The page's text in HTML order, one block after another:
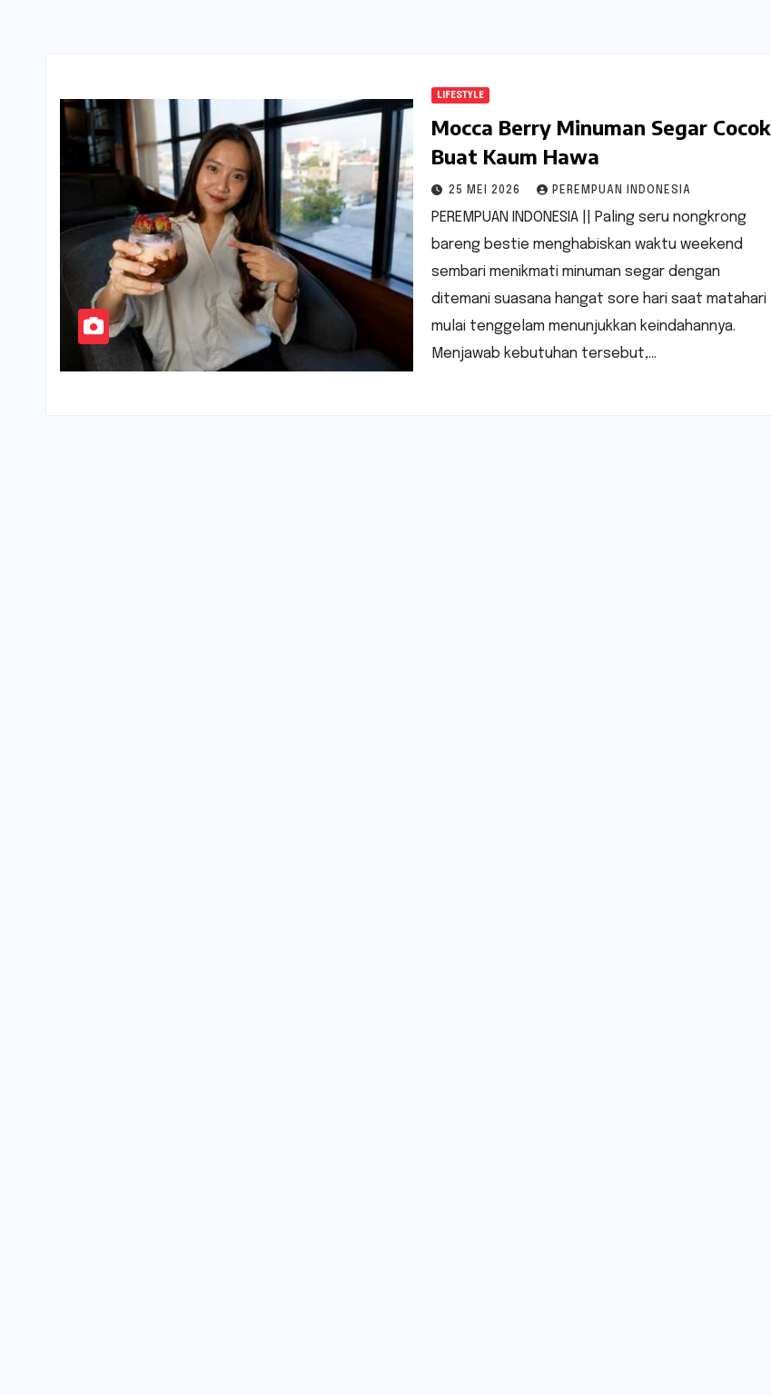
LIFESTYLE
Mocca Berry Minuman Segar Cocok
Buat Kaum Hawa
25 MEI 2026 PEREMPUAN INDONESIA
PEREMPUAN INDONESIA || Paling seru nongkrong
bareng bestie menghabiskan waktu weekend
sembari menikmati minuman segar dengan
ditemani suasana hangat sore hari saat matahari
mulai tenggelam menunjukkan keindahannya.
Menjawab kebutuhan tersebut,…